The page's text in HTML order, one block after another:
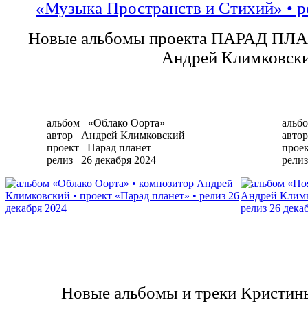
Новые альбомы проекта ПАРАД
Андрей
альбом
«Облако Оорта»
автор
Андрей Климковский
проект
Парад планет
релиз
26 декабря 2024
автор
релиз
Новые альбомы и треки